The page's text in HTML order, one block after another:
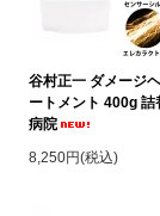
谷村正一 ダメージ
ートメント 400g 詰
病院
8,250円(税込)